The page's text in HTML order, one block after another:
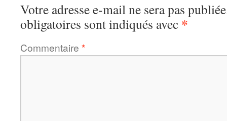
Votre adresse e-mail ne sera pas
obligatoires sont indiqués avec *
Commentaire *